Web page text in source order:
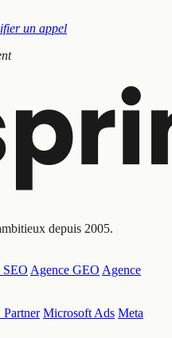
un appel
depuis 2005.
SEO Agence GEO Agence
Partner Microsoft Ads Meta